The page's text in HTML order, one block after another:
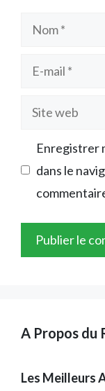
Nom
Site
Enregistrer
dans le
A Propos du
Les Meilleurs